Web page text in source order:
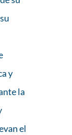
y
la
el